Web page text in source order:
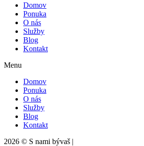
Domov
Ponuka
O nás
Služby
Blog
Kontakt
Menu
Domov
Ponuka
O nás
Služby
Blog
Kontakt
2026 © S nami bývaš |